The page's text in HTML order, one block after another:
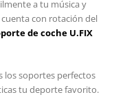
a tu música y
con rotación del
de coche U.FIX
los soportes perfectos
tu deporte favorito.